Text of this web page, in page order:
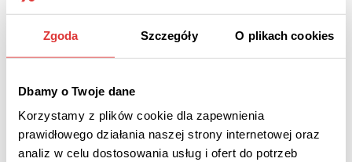
Zgoda Szczegóły O plikach cookies
Dbamy o Twoje dane
Korzystamy z plików cookie dla zapewnienia
prawidłowego działania naszej strony internetowej oraz
analiz w celu dostosowania usług i ofert do potrzeb
imagination peut vous limiter. Souvent, les prestataires de
services préparent des formules spéciales pour la fête des
entourage prépare des offres supplémentaires pour cette
Idées de cadeaux pour la fête des